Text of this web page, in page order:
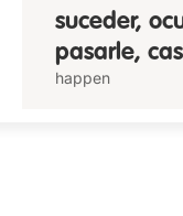
suceder,
pasarle,
happen